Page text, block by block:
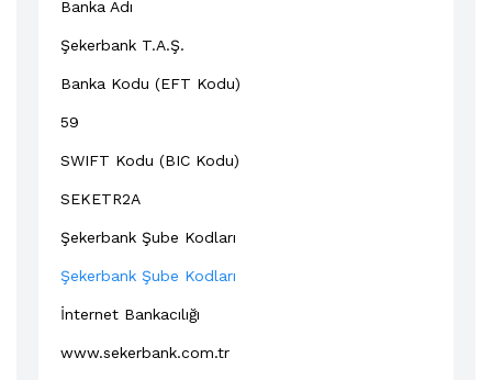
Banka Adı
Şekerbank T.A.Ş.
Banka Kodu (EFT Kodu)
59
SWIFT Kodu (BIC Kodu)
SEKETR2A
Şekerbank Şube Kodları
Şekerbank Şube Kodları
İnternet Bankacılığı
www.sekerbank.com.tr